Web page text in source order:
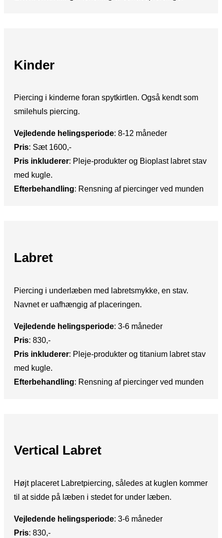
Kinder
Piercing i kinderne foran spytkirtlen. Også kendt som
smilehuls piercing.
Vejledende helingsperiode:​ 8-12 måneder
Pris:​ Sæt 1600,-
Pris inkluderer:​ Pleje-produkter og Bioplast labret stav
med kugle.
Efterbehandling: ​Rensning af piercinger ved munden
Labret
Piercing i underlæben med labretsmykke, en stav.
Navnet er uafhængig af placeringen.
Vejledende helingsperiode: ​3-6 måneder
Pris:​ 830,-
Pris inkluderer:​ Pleje-produkter og titanium labret stav
med kugle.
Efterbehandling: ​Rensning af piercinger ved munden
Vertical Labret
Højt placeret Labretpiercing, således at kuglen kommer
til at sidde på læben i stedet for under læben.
Vejledende helingsperiode: ​3-6 måneder
Pris: ​830,-